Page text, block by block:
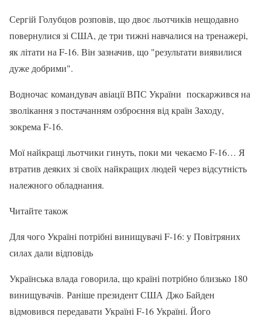
Сергій Голубцов розповів, що двоє льотчиків нещодавно
повернулися зі США, де три тижні навчалися на тренажері,
як літати на F-16. Він зазначив, що "результати виявилися
дуже добрими".
Водночас командувач авіації ВПС України поскаржився на
зволікання з постачанням озброєння від країн Заходу,
зокрема F-16.
Мої найкращі льотчики гинуть, поки ми чекаємо F-16… Я
втратив деяких зі своїх найкращих людей через відсутність
належного обладнання.
Читайте також
Для чого Україні потрібні винищувачі F-16: у Повітряних
силах дали відповідь
Українська влада говорила, що країні потрібно близько 180
винищувачів. Раніше президент США Джо Байден
відмовився передавати Україні F-16 Україні. Його